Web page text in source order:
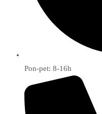
Pon-pet: 8-16h